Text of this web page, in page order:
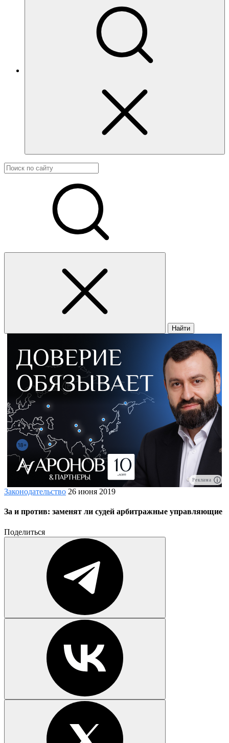
Найти
Реклама
Законодательство 26 июня 2019
За и против: заменят ли судей арбитражные управляющие
Поделиться